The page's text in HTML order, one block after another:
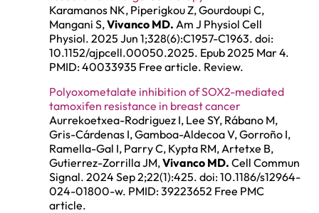
Karamanos NK, Piperigkou Z, Gourdoupi C,
Mangani S,Vivanco MD. Am J Physiol Cell
Physiol. 2025 Jun 1;328(6):C1957-C1963. doi:
10.1152/ajpcell.00050.2025. Epub 2025 Mar 4.
PMID: 40033935 Free article. Review.
Polyoxometalate inhibition of SOX2-mediated
tamoxifen resistance in breast cancer
Aurrekoetxea-Rodriguez I, Lee SY, Rábano M,
Gris-Cárdenas I, Gamboa-Aldecoa V, Gorroño I,
Ramella-Gal I, Parry C, Kypta RM, Artetxe B,
Gutierrez-Zorrilla JM,Vivanco MD. Cell Commun
Signal. 2024 Sep 2;22(1):425. doi: 10.1186/s12964-
024-01800-w. PMID: 39223652 Free PMC
article.